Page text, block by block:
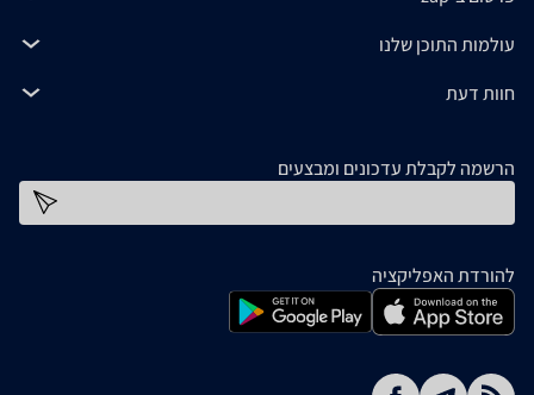
עולמות התוכן שלנו
חוות דעת
הרשמה לקבלת עדכונים ומבצעים
להורדת האפליקציה